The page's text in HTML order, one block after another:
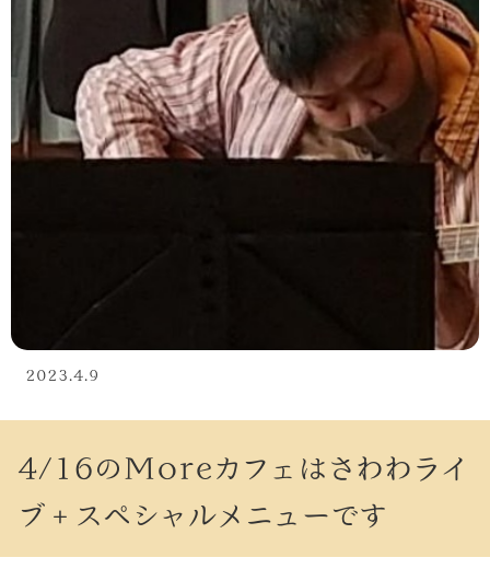
2023.4.9
4/16のMoreカフェはさわわライ
ブ＋スペシャルメニューです